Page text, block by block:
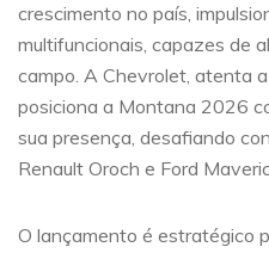
crescimento no país,
multifuncionais, capazes de
campo. A Chevrolet, atenta
posiciona a Montana 2026
sua presença, desafiando
Renault Oroch e Ford
O lançamento é estratégico